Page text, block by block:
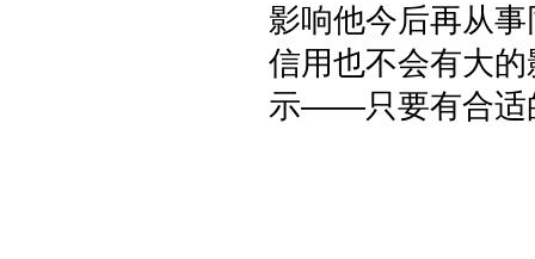
影响他今后再从
信用也不会有大
示——只要有合适